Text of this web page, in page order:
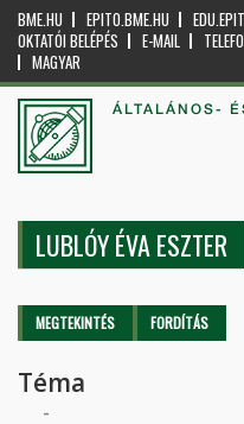
BME.HU EPITO.BME.HU
OKTATÓI BELÉPÉS
E-MAIL
MAGYAR
ÁLTALÁNOS-
LUBLÓY ÉVA ESZTER
Elsődleges fülek
MEGTEKINTÉS (AKTÍVFORDÍTÁS
Téma
-